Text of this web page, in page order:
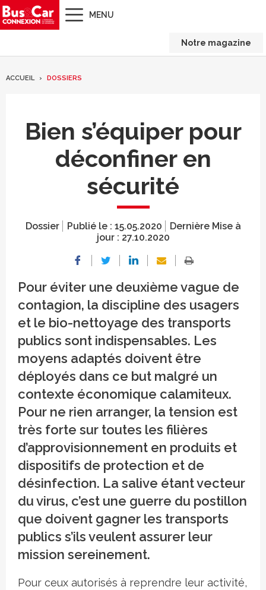
MENU
Notre magazine
ACCUEIL DOSSIERS
Bien s’équiper pour
déconfiner en
sécurité
Dossier Publié le : 15.05.2020
Dernière Mise à
jour : 27.10.2020
Pour éviter une deuxième vague de
contagion, la discipline des usagers
et le bio-nettoyage des transports
publics sont indispensables. Les
moyens adaptés doivent être
déployés dans ce but malgré un
contexte économique calamiteux.
Pour ne rien arranger, la tension est
très forte sur toutes les filières
d’approvisionnement en produits et
dispositifs de protection et de
désinfection. La salive étant vecteur
du virus, c’est une guerre du postillon
que doivent gagner les transports
publics s’ils veulent assurer leur
mission sereinement.
Pour ceux autorisés à reprendre leur activité,